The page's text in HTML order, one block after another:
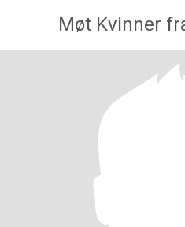
Møt Kvinner